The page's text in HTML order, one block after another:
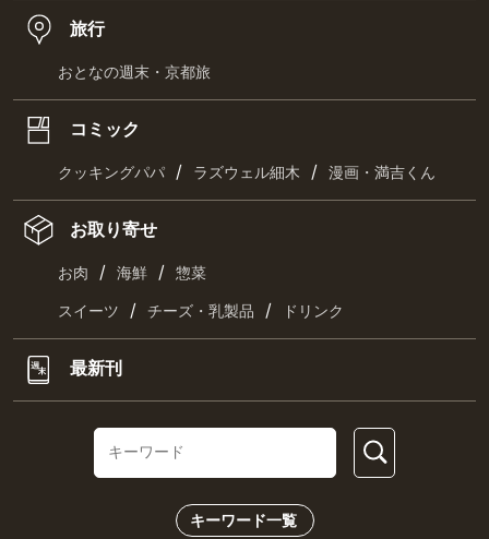
旅行
おとなの週末・京都旅
コミック
クッキングパパ / ラズウェル細木 / 漫画・満吉くん
お取り寄せ
お肉 / 海鮮 / 惣菜
スイーツ / チーズ・乳製品 / ドリンク
最新刊
キーワード一覧